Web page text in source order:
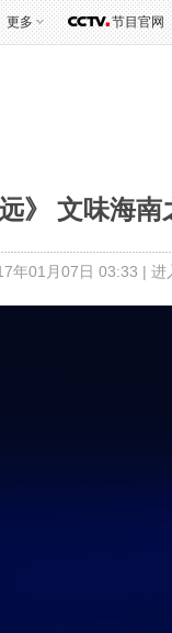
更多 节目官网
》 文味海
年01月07日 03:33 | 进